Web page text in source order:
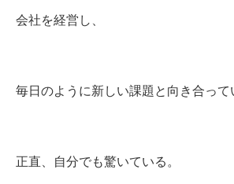
会社を経営し、
毎日のように新しい課題と向き合って
正直、自分でも驚いている。